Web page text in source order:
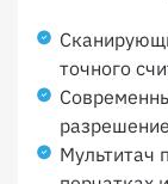
точного
Мультитач